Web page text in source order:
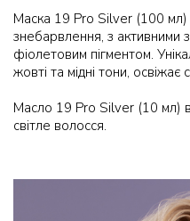
Маска 19 Pro Silver (100 мл)
знебарвлення, з
фіолетовим пігментом.
жовті та мідні тони, освіжає
Масло 19 Pro Silver (10 мл)
світле волосся.